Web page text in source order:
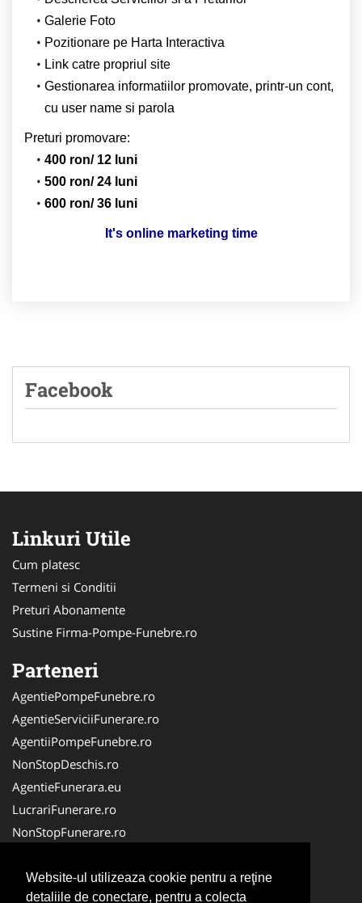
Website-ul utilizeaza cookie pentru a reţine
detaliile de conectare, pentru a colecta
Galerie Foto
Pozitionare pe Harta Interactiva
Link catre propriul site
Gestionarea informatiilor promovate, printr-un cont,
cu user name si parola
Preturi promovare:
400 ron/ 12 luni
500 ron/ 24 luni
600 ron/ 36 luni
It's online marketing time
Facebook
Linkuri Utile
Cum platesc
Termeni si Conditii
Preturi Abonamente
Sustine Firma-Pompe-Funebre.ro
Parteneri
AgentiePompeFunebre.ro
AgentieServiciiFunerare.ro
AgentiiPompeFunebre.ro
NonStopDeschis.ro
AgentieFunerara.eu
LucrariFunerare.ro
NonStopFunerare.ro
CasaFunerara.com
Firma-Servicii-Funerare.ro